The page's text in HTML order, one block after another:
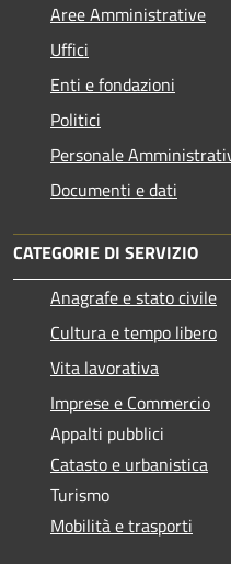
Aree Amministrative
Uffici
Enti e fondazioni
Politici
Personale
Documenti e dati
CATEGORIE DI SERVIZIO
Anagrafe e stato civile
Cultura e tempo libero
Vita lavorativa
Imprese e Commercio
Appalti pubblici
Catasto e urbanistica
Turismo
Mobilità e trasporti